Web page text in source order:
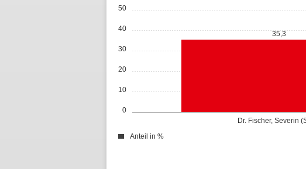
0
10
20
30
40
50
Dr. Fischer, Severin
35,3
Anteil in %